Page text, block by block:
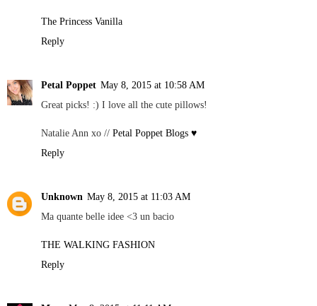
The Princess Vanilla
Reply
Petal Poppet May 8, 2015 at 10:58 AM
Great picks! :) I love all the cute pillows!
Natalie Ann xo // Petal Poppet Blogs ♥
Reply
Unknown May 8, 2015 at 11:03 AM
Ma quante belle idee <3 un bacio
THE WALKING FASHION
Reply